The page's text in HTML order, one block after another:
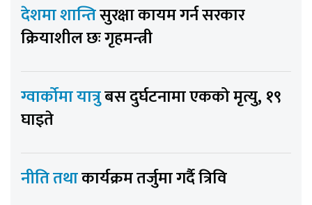
देशमा शान्तिसुरक्षा कायम गर्न सरकार
क्रियाशील छः गृहमन्त्री
ग्वार्कोमा यात्रुबस दुर्घटनामा एकको मृत्यु, १९
घाइते
नीति तथाकार्यक्रम तर्जुमा गर्दै त्रिवि